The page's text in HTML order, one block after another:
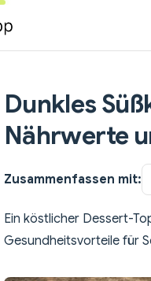
Dunkles
Nährwerte
Zusammenfassen mit:
Ein köstlicher Dessert-
Gesundheitsvorteile für